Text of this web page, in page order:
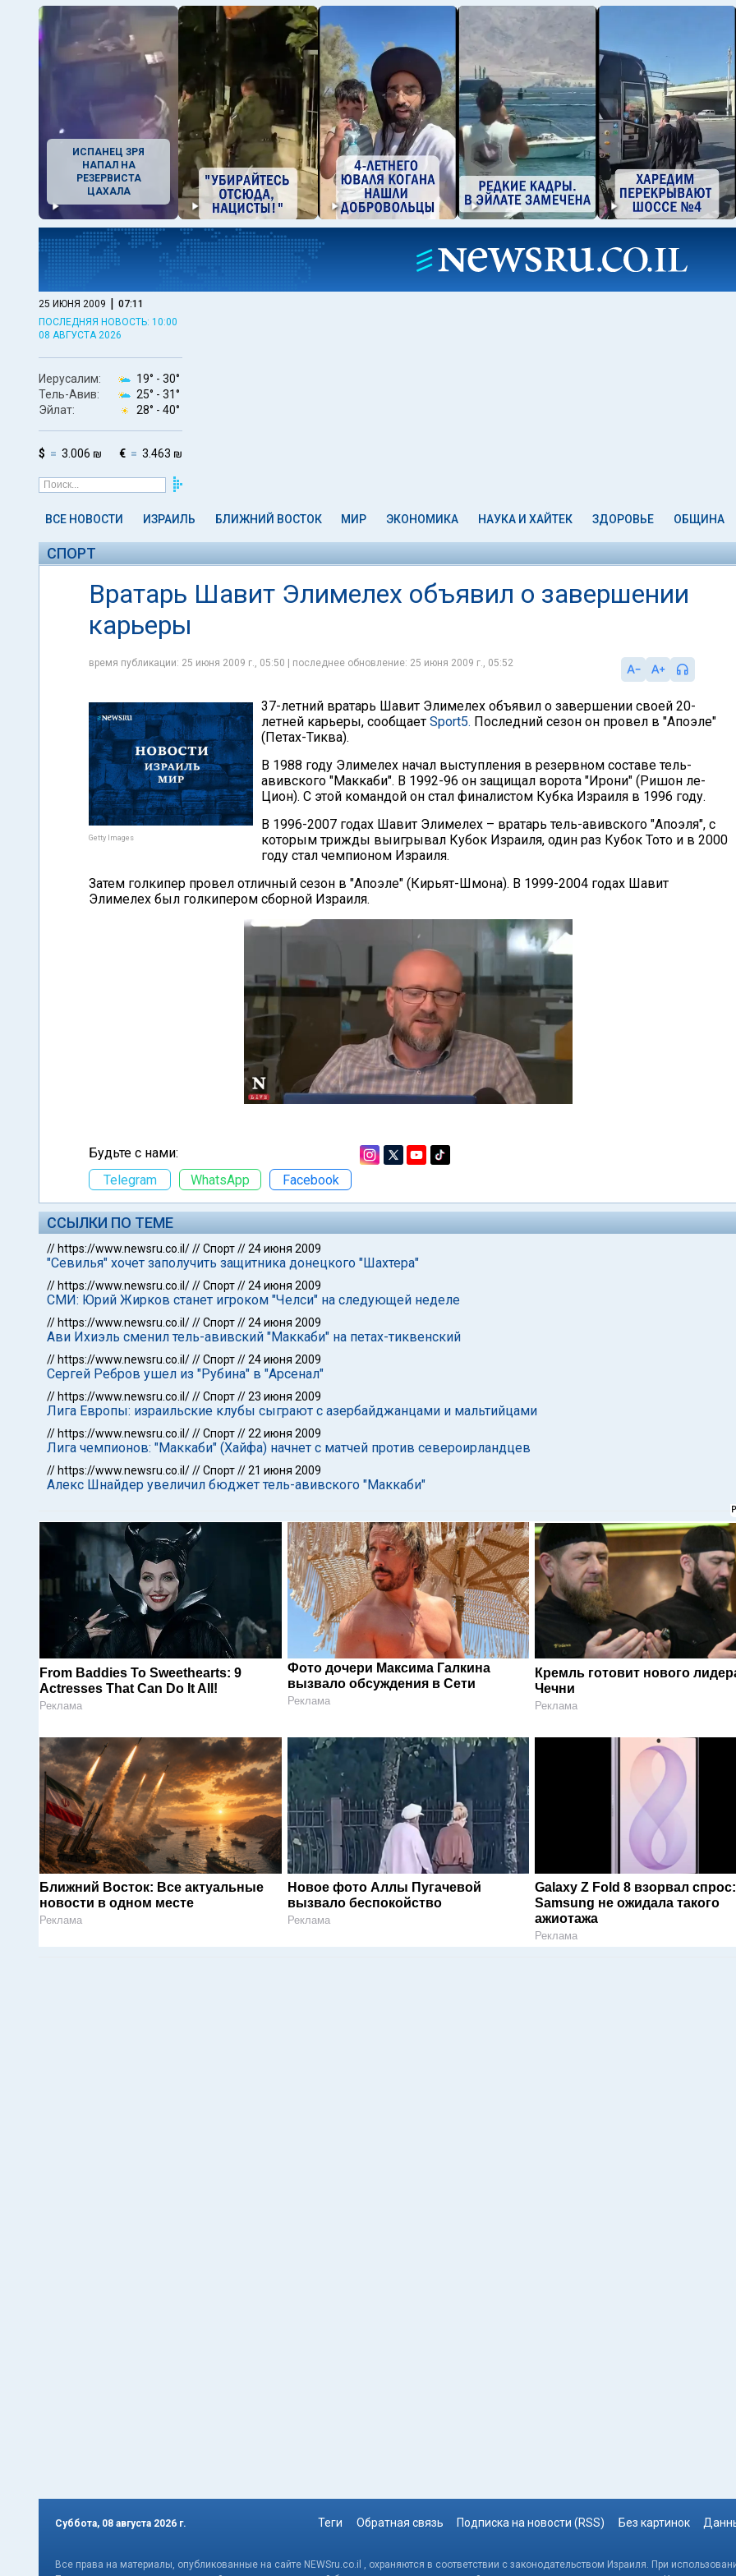
ИСПАНЕЦ ЗРЯ
НАПАЛ НА
РЕЗЕРВИСТА
ЦАХАЛА
25 ИЮНЯ 2009 | 07:11
ПОСЛЕДНЯЯ НОВОСТЬ: 10:00
08 АВГУСТА 2026
Иерусалим: 19° - 30°
Тель-Авив:
25° - 31°
Эйлат:
28° - 40°
$ 3.006 ₪ € 3.463 ₪
ВСЕ НОВОСТИ ИЗРАИЛЬ БЛИЖНИЙ ВОСТОК МИР ЭКОНОМИКА НАУКА И ХАЙТЕК ЗДОРОВЬЕ ОБЩИНА
СПОРТ
Вратарь Шавит Элимелех объявил о завершении
карьеры
время публикации: 25 июня 2009 г., 05:50 | последнее обновление: 25 июня 2009 г., 05:52
Getty Images
37-летний вратарь Шавит Элимелех объявил о завершении своей 20-
летней карьеры, сообщает Sport5. Последний сезон он провел в "Апоэле"
(Петах-Тиква).
В 1988 году Элимелех начал выступления в резервном составе тель-
авивского "Маккаби". В 1992-96 он защищал ворота "Ирони" (Ришон ле-
Цион). С этой командой он стал финалистом Кубка Израиля в 1996 году.
В 1996-2007 годах Шавит Элимелех – вратарь тель-авивского "Апоэля", с
которым трижды выигрывал Кубок Израиля, один раз Кубок Тото и в 2000
году стал чемпионом Израиля.
Затем голкипер провел отличный сезон в "Апоэле" (Кирьят-Шмона). В 1999-2004 годах Шавит
Элимелех был голкипером сборной Израиля.
Будьте с нами:
Telegram
WhatsApp Facebook
ССЫЛКИ ПО ТЕМЕ
// https://www.newsru.co.il///Спорт//24 июня 2009
"Севилья" хочет заполучить защитника донецкого "Шахтера"
// https://www.newsru.co.il///Спорт//24 июня 2009
СМИ: Юрий Жирков станет игроком "Челси" на следующей неделе
// https://www.newsru.co.il///Спорт//24 июня 2009
Ави Ихиэль сменил тель-авивский "Маккаби" на петах-тиквенский
// https://www.newsru.co.il///Спорт//24 июня 2009
Сергей Ребров ушел из "Рубина" в "Арсенал"
// https://www.newsru.co.il///Спорт//23 июня 2009
Лига Европы: израильские клубы сыграют с азербайджанцами и мальтийцами
// https://www.newsru.co.il///Спорт//22 июня 2009
Лига чемпионов: "Маккаби" (Хайфа) начнет с матчей против североирландцев
// https://www.newsru.co.il///Спорт//21 июня 2009
Алекс Шнайдер увеличил бюджет тель-авивского "Маккаби"
From Baddies To Sweethearts: 9
Actresses That Can Do It All!
Реклама
Фото дочери Максима Галкина
вызвало обсуждения в Сети
Реклама
Кремль готовит нового
Чечни
Реклама
Ближний Восток: Все актуальные
новости в одном месте
Реклама
Новое фото Аллы Пугачевой
вызвало беспокойство
Реклама
Galaxy Z Fold 8 взорвал спрос:
Samsung не ожидала такого
ажиотажа
Реклама
Суббота, 08 августа 2026 г. Теги Обратная связь Подписка на новости (RSS) Без картинок
Все права на материалы, опубликованные на сайте NEWSru.co.il , охраняются в соответствии с законодательством Израиля. При